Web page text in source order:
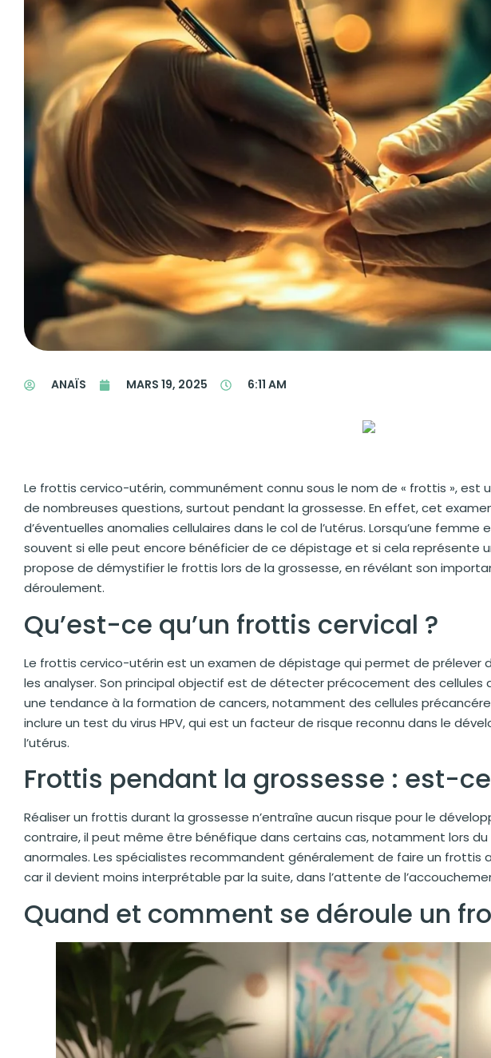
ANAÏS MARS 19, 2025 6:11 AM
Le frottis cervico-utérin, communément connu sous le nom de « frottis », est
de nombreuses questions, surtout pendant la grossesse. En effet, cet
d’éventuelles anomalies cellulaires dans le col de l’utérus. Lorsqu’une
souvent si elle peut encore bénéficier de ce dépistage et si cela représente
propose de démystifier le frottis lors de la grossesse, en révélant son
déroulement.
Qu’est-ce qu’un frottis cervical ?
Le frottis cervico-utérin est un examen de dépistage qui permet de prélever
les analyser. Son principal objectif est de détecter précocement des cellules
une tendance à la formation de cancers, notamment des cellules
inclure un test du virus HPV, qui est un facteur de risque reconnu dans le
l’utérus.
Frottis pendant la grossesse : est-
Réaliser un frottis durant la grossesse n’entraîne aucun risque pour le
contraire, il peut même être bénéfique dans certains cas, notamment lors
anormales. Les spécialistes recommandent généralement de faire un frottis
car il devient moins interprétable par la suite, dans l’attente de
Quand et comment se déroule un